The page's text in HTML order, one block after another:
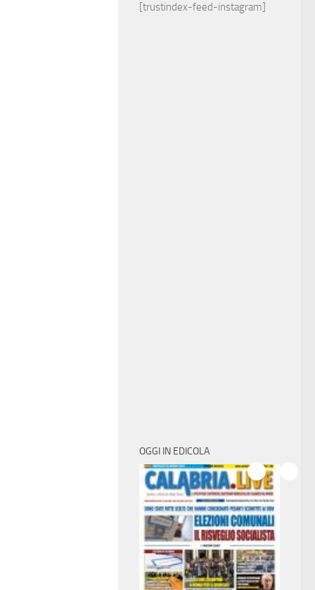
[trustindex-feed-instagram]
OGGI IN EDICOLA